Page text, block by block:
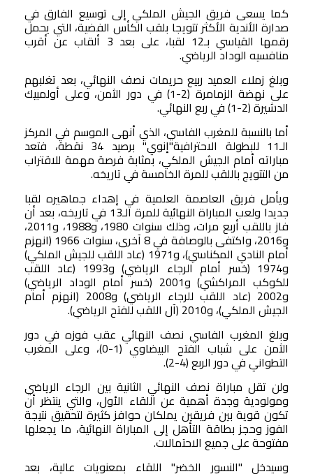
كما يسعى فريق الجيش الملكي إلى توسيع الفارق في
صدارة الأندية الأكثر تتويجا بلقب الكأس الفضية، التي يحمل
رقمها القياسي بـ12 لقبا، على بعد 3 ألقاب عن أقرب
منافسيه الوداد الرياضي.
وبلغ زملاء العميد ربيع حريمات نصف النهائي، بعد تغلبهم
على نهضة الزمامرة (2-1) في دور الثمن، وعلى أولمبيك
الدشيرة (2-1) في ربع النهائي.
أما بالنسبة للمغرب الفاسي، الذي أنهى الموسم في المركز
الـ11 للبطولة الاحترافية"إنوي" برصيد 34 نقطة، فتعد
مباراته أمام الجيش الملكي، بمثابة فرصة مهمة للاقتراب
من التتويج باللقب للمرة الخامسة في تاريخه.
ويأمل فريق العاصمة العلمية في إهداء جماهيره لقبا
جديدا ولعب المباراة النهائية للمرة الـ13 في تاريخه، بعد أن
فاز باللقب أربع مرات، وذلك سنوات 1980، و1988، و2011،
و2016، واكتفى بالوصافة في 8 آخرى، سنوات 1966 (انهزم
أمام النادي المكناسي)، و1971 (عاد اللقب للجيش الملكي)
و1974 (خسر أمام الرجاء الرياضي) و1993 (عاد اللقب
للكوكب المراكشي) و2001 (خسر أمام الوداد الرياضي)
و2002 (عاد اللقب للرجاء الرياضي) و2008 (انهزم أمام
الجيش الملكي)، و2010 (آل اللقب للفتح الرياضي).
وبلغ المغرب الفاسي نصف النهائي عقب فوزه في دور
الثمن على شباب الفتح البيضاوي (1-0)، وعلى المغرب
التطواني في دور الربع (4-2).
ولن تقل مباراة نصف النهائي الثانية بين الرجاء الرياضي
ومولودية وجدة أهمية عن اللقاء الأول، والتي ينتظر أن
تكون قوية بين فريقين يملكان حوافز كثيرة لتحقيق نتيجة
الفوز وحجز بطاقة التأهل إلى المباراة النهائية، ما يجعلها
مفتوحة على جميع الاحتمالات.
وسيدخل "النسور الخضر" اللقاء بمعنويات عالية، بعد